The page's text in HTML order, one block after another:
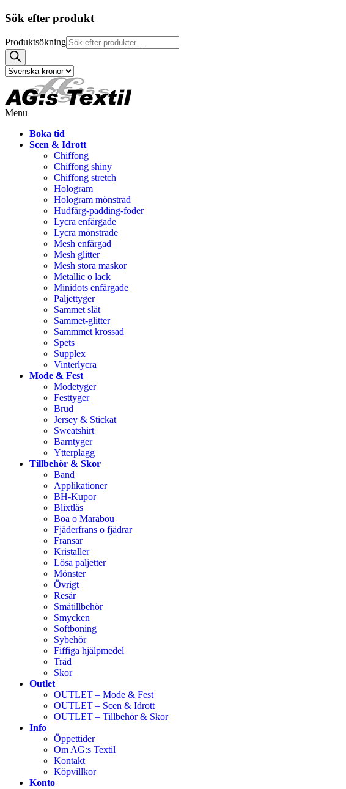
Sök efter produkt
Produktsökning
Menu
Boka tid
Scen & Idrott
Chiffong
Chiffong shiny
Chiffong stretch
Hologram
Hologram mönstrad
Hudfärg-padding-foder
Lycra enfärgade
Lycra mönstrade
Mesh enfärgad
Mesh glitter
Mesh stora maskor
Metallic o lack
Minidots enfärgade
Paljettyger
Sammet slät
Sammet-glitter
Sammmet krossad
Spets
Supplex
Vinterlycra
Mode & Fest
Modetyger
Festtyger
Brud
Jersey & Stickat
Sweatshirt
Barntyger
Ytterplagg
Tillbehör & Skor
Band
Applikationer
BH-Kupor
Blixtlås
Boa o Marabou
Fjäderfrans o fjädrar
Fransar
Kristaller
Lösa paljetter
Mönster
Övrigt
Resår
Småtillbehör
Smycken
Softboning
Sybehör
Fiffiga hjälpmedel
Tråd
Skor
Outlet
OUTLET – Mode & Fest
OUTLET – Scen & Idrott
OUTLET – Tillbehör & Skor
Info
Öppettider
Om AG:s Textil
Kontakt
Köpvillkor
Konto